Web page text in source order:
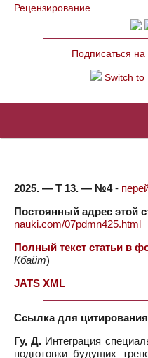
Рецензирование
Подписаться
Switch to
2025. — Т 13. — №4-
Постоянный адрес этой
nauki.com/07pdmn425.html
Полный текст статьи в
Кбайт)
JATS XML
Ссылка для цитирования
Гу, Д. Интеграция
подготовки будущих